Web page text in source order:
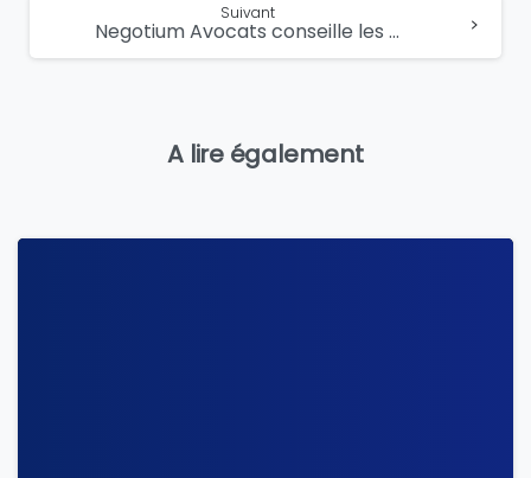
Suivant
Negotium Avocats conseille les fondateurs dans le cadre de la cession de PCA France à WeConnect
A lire également